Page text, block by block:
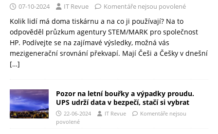
07-10-2024 IT Revue Komentáře nejsou povolené
Kolik lidí má doma tiskárnu a na co ji používají? Na to
odpověděl průzkum agentury STEM/MARK pro společnost
HP. Podívejte se na zajímavé výsledky, možná vás
mezigenerační srovnání překvapí. Mají Češi a Češky v dnešní
[…]
Pozor na letní bouřky a výpadky proudu.
UPS udrží data v bezpečí, stačí si vybrat
22-06-2024 IT Revue
Komentáře nejsou
povolené